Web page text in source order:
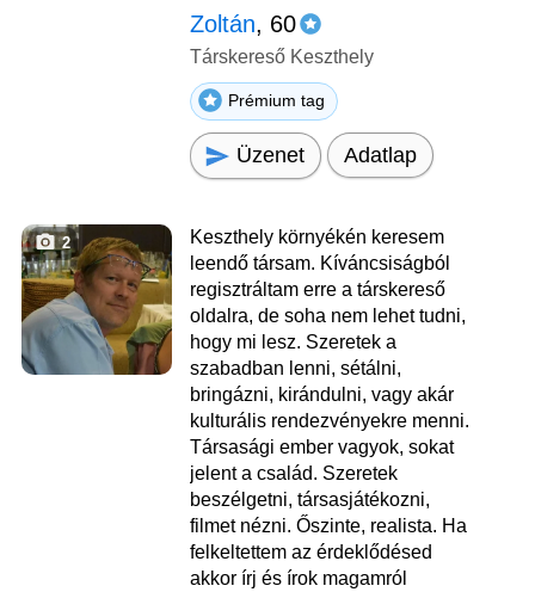
Zoltán, 60
Társkereső Keszthely
Prémium tag
Üzenet Adatlap
2
Keszthely környékén keresem
leendő társam. Kíváncsiságból
regisztráltam erre a társkereső
oldalra, de soha nem lehet tudni,
hogy mi lesz. Szeretek a
szabadban lenni, sétálni,
bringázni, kirándulni, vagy akár
kulturális rendezvényekre menni.
Társasági ember vagyok, sokat
jelent a család. Szeretek
beszélgetni, társasjátékozni,
filmet nézni. Őszinte, realista. Ha
felkeltettem az érdeklődésed
akkor írj és írok magamról